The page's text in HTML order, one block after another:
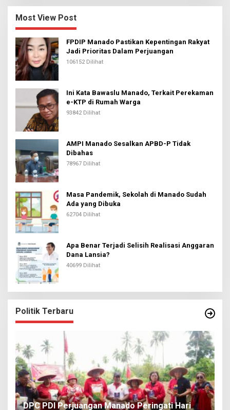
Most View Post
FPDIP Manado Pastikan Kepentingan Rakyat
Jadi Prioritas Dalam Perjuangan
106152 Dilihat
Ini Kata Bawaslu Manado, Terkait Perekaman
e-KTP di Rumah Warga
93842 Dilihat
AMPI Manado Sesalkan APBD-P Tidak
Dibahas
78967 Dilihat
Masa Pandemik, Sekolah di Manado Sudah
Ada yang Dibuka
62704 Dilihat
Apa Benar Terjadi Selisih Realisasi Anggaran
Dana Lansia?
40699 Dilihat
Politik Terbaru
DPC PDI Perjuangan Manado Peringati Hari